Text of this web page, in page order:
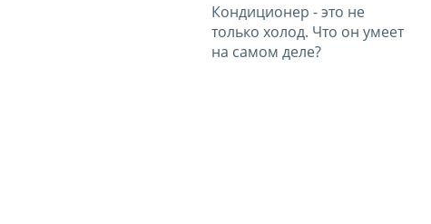
Кондиционер - это не
только холод. Что он умеет
на самом деле?